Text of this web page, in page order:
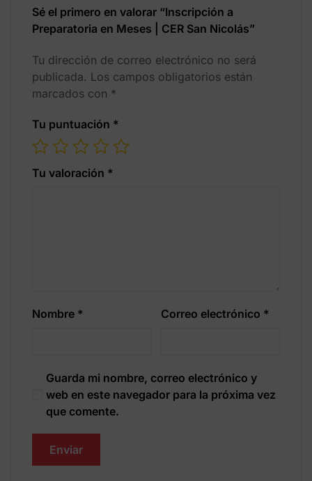
Sé el primero en valorar “Inscripción a
Preparatoria en Meses | CER San Nicolás”
Tu dirección de correo electrónico no será
publicada. Los campos obligatorios están
marcados con *
Tu puntuación *
Tu valoración *
Nombre * Correo electrónico *
Guarda mi nombre, correo electrónico y
web en este navegador para la próxima vez
que comente.